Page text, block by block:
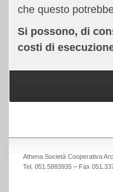
che questo
Si possono, di
costi di
Athena Società Cooperativa
Tel. 051.5883935 – Fax